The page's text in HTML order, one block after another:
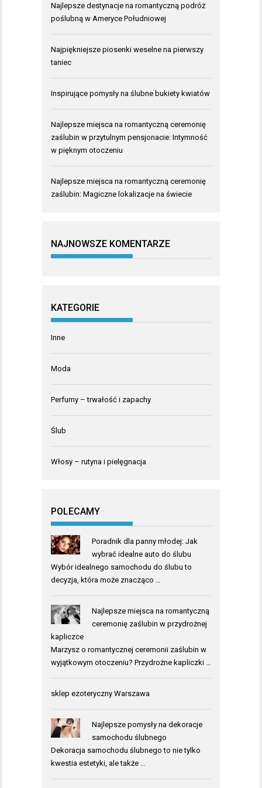
Najlepsze destynacje na romantyczną podróż
poślubną w Ameryce Południowej
Najpiękniejsze piosenki weselne na pierwszy
taniec
Inspirujące pomysły na ślubne bukiety kwiatów
Najlepsze miejsca na romantyczną ceremonię
zaślubin w przytulnym pensjonacie: Intymność
w pięknym otoczeniu
Najlepsze miejsca na romantyczną ceremonię
zaślubin: Magiczne lokalizacje na świecie
NAJNOWSZE KOMENTARZE
KATEGORIE
Inne
Moda
Perfumy – trwałość i zapachy
Ślub
Włosy – rutyna i pielęgnacja
POLECAMY
Poradnik dla panny młodej: Jak
wybrać idealne auto do ślubu
Wybór idealnego samochodu do ślubu to
decyzja, która może znacząco …
Najlepsze miejsca na romantyczną
ceremonię zaślubin w przydrożnej
kapliczce
Marzysz o romantycznej ceremonii zaślubin w
wyjątkowym otoczeniu? Przydrożne kapliczki …
sklep ezoteryczny Warszawa
Najlepsze pomysły na dekoracje
samochodu ślubnego
Dekoracja samochodu ślubnego to nie tylko
kwestia estetyki, ale także …